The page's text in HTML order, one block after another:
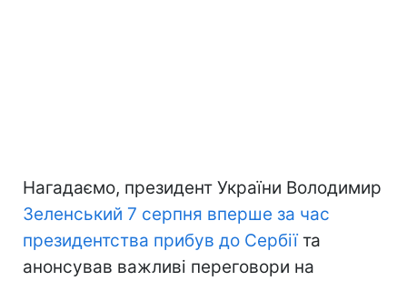
Нагадаємо, президент України Володимир
Зеленський 7 серпня вперше за час
президентства прибув до Сербіїта
анонсував важливі переговори на